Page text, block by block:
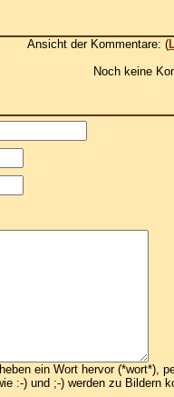
Ansicht der Kommentare: (
Noch keine
ein Wort hervor (*wort*),
:-) und ;-) werden zu Bildern